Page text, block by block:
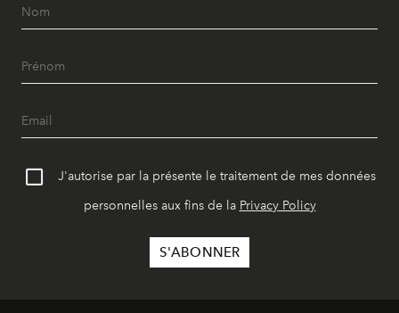
J'autorise par la présente le traitement de mes données
personnelles aux fins de la Privacy Policy